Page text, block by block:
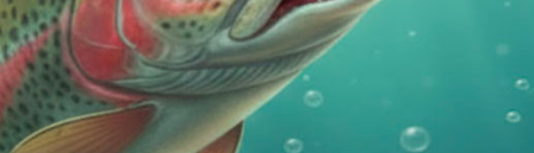
3,50 €
n°: 15